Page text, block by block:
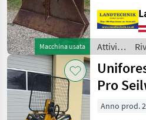
Macchina usata
protezione, 4 scivoli per
fune, gancio terminale e
albero articolato,
per
Attività
forestali
e
lavorazione
del
legno /
Pro
Anno prod.